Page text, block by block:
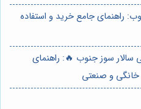
راهنمای جامع خرید و استفاده
سالار سوز جنوب 🔥: راهنمای
خانگی و صنعتی